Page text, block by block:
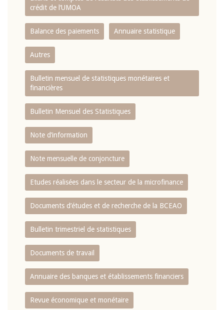
crédit de l‘UMOA
Balance des paiements Annuaire statistique
Autres
Bulletin mensuel de statistiques monétaires et
financières
Bulletin Mensuel des Statistiques
Note d’information
Note mensuelle de conjoncture
Etudes réalisées dans le secteur de la microfinance
Documents d’études et de recherche de la BCEAO
Bulletin trimestriel de statistiques
Documents de travail
Annuaire des banques et établissements financiers
Revue économique et monétaire